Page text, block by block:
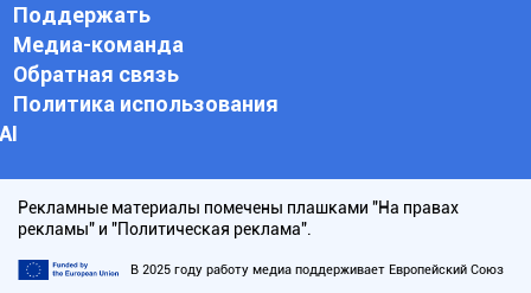
Поддержать
Медиа-команда
Обратная связь
Политика использования
АI
Рекламные материалы помечены плашками "На правах
рекламы" и "Политическая реклама".
В 2025 году работу медиа поддерживает Европейский Союз